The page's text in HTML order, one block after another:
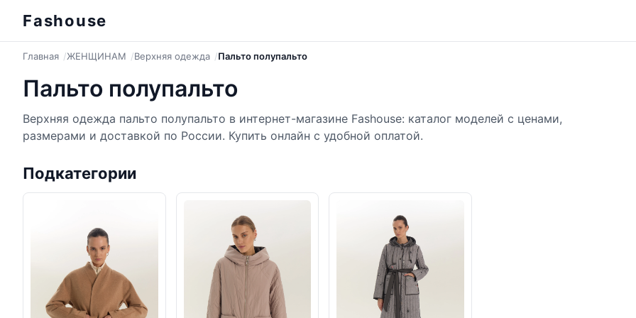
Fashouse
Главная ЖЕНЩИНАМ Верхняя одежда Пальто полупальто
Пальто полупальто
Верхняя одежда пальто полупальто в интернет-магазине Fashouse: каталог моделей с ценами,
размерами и доставкой по России. Купить онлайн с удобной оплатой.
Подкатегории